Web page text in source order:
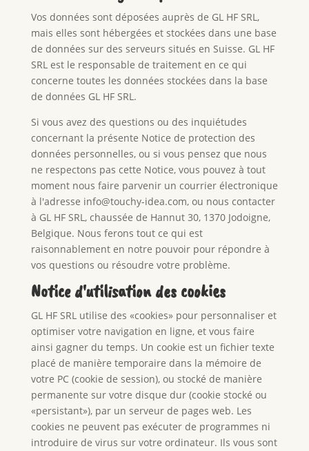
Vos données sont déposées auprès de GL HF SRL,
mais elles sont hébergées et stockées dans une base
de données sur des serveurs situés en Suisse. GL HF
SRL est le responsable de traitement en ce qui
concerne toutes les données stockées dans la base
de données GL HF SRL.
Si vous avez des questions ou des inquiétudes
concernant la présente Notice de protection des
données personnelles, ou si vous pensez que nous
ne respectons pas cette Notice, vous pouvez à tout
moment nous faire parvenir un courrier électronique
à l'adresse info@touchy-idea.com, ou nous contacter
à GL HF SRL, chaussée de Hannut 30, 1370 Jodoigne,
Belgique. Nous ferons tout ce qui est
raisonnablement en notre pouvoir pour répondre à
vos questions ou résoudre votre problème.
Notice d'utilisation des cookies
GL HF SRL utilise des «cookies» pour personnaliser et
optimiser votre navigation en ligne, et vous faire
ainsi gagner du temps. Un cookie est un fichier texte
placé de manière temporaire dans la mémoire de
votre PC (cookie de session), ou stocké de manière
permanente sur votre disque dur (cookie stocké ou
«persistant»), par un serveur de pages web. Les
cookies ne peuvent pas exécuter de programmes ni
introduire de virus sur votre ordinateur. Ils vous sont